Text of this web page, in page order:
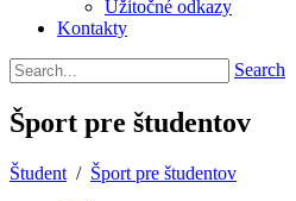
Užitočné odkazy
Kontakty
Search
Šport pre študentov
Študent / Šport pre študentov